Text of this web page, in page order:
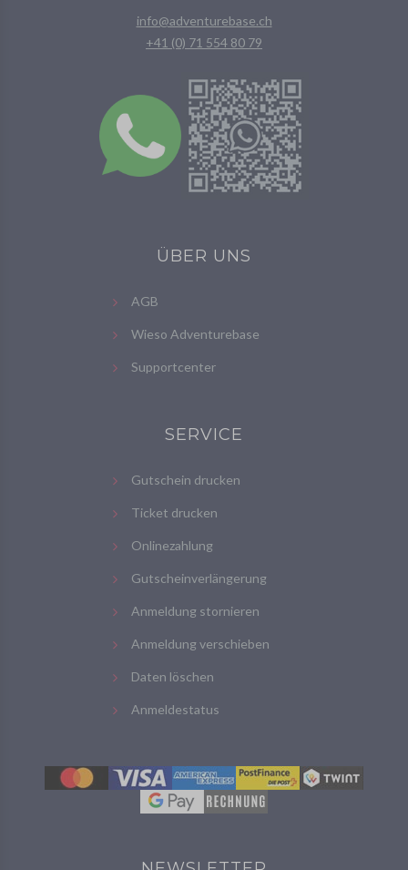
info@adventurebase.ch
+41 (0) 71 554 80 79
ÜBER UNS
AGB
Wieso Adventurebase
Supportcenter
SERVICE
Gutschein drucken
Ticket drucken
Onlinezahlung
Gutscheinverlängerung
Anmeldung stornieren
Anmeldung verschieben
Daten löschen
Anmeldestatus